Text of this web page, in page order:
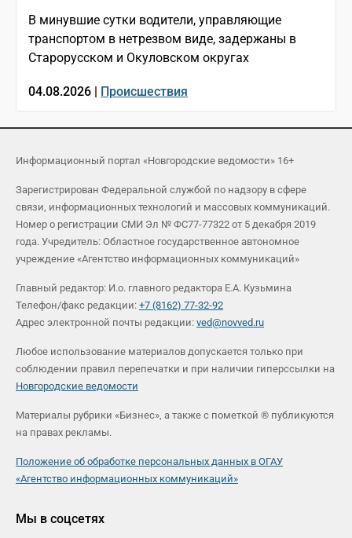
В минувшие сутки водители, управляющие
транспортом в нетрезвом виде, задержаны в
Старорусском и Окуловском округах
04.08.2026 | Происшествия
Информационный портал «Новгородские ведомости» 16+
Зарегистрирован Федеральной службой по надзору в сфере
связи, информационных технологий и массовых коммуникаций.
Номер о регистрации СМИ Эл № ФС77-77322 от 5 декабря 2019
года. Учредитель: Областное государственное автономное
учреждение «Агентство информационных коммуникаций»
Главный редактор: И.о. главного редактора Е.А. Кузьмина
Телефон/факс редакции: +7 (8162) 77-32-92
Адрес электронной почты редакции: ved@novved.ru
Любое использование материалов допускается только при
соблюдении правил перепечатки и при наличии гиперссылки на
Новгородские ведомости
Материалы рубрики «Бизнес», а также с пометкой ® публикуются
на правах рекламы.
Положение об обработке персональных данных в ОГАУ
«Агентство информационных коммуникаций»
Мы в соцсетях